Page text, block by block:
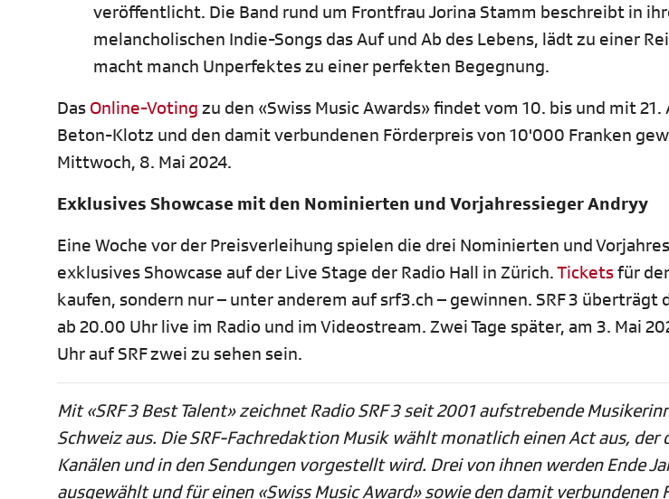
veröffentlicht. Die Band rund um Frontfrau Jorina Stamm beschreibt in
melancholischen Indie-Songs das Auf und Ab des Lebens, lädt zu einer
macht manch Unperfektes zu einer perfekten Begegnung.
Das Online-Voting zu den «Swiss Music Awards» findet vom 10. bis und mit
Beton-Klotz und den damit verbundenen Förderpreis von 10'000 Franken
Mittwoch, 8. Mai 2024.
Exklusives Showcase mit den Nominierten und Vorjahressieger Andryy
Eine Woche vor der Preisverleihung spielen die drei Nominierten und
exklusives Showcase auf der Live Stage der Radio Hall in Zürich.Ticketsfür
kaufen, sondern nur – unter anderem auf srf3.ch – gewinnen. SRF 3 überträgt
ab 20.00 Uhr live im Radio und im Videostream. Zwei Tage später, am 3. Mai
Uhr auf SRF zwei zu sehen sein.
Mit «SRF 3 Best Talent» zeichnet Radio SRF 3 seit 2001 aufstrebende
Schweiz aus. Die SRF-Fachredaktion Musik wählt monatlich einen Act aus, der
Kanälen und in den Sendungen vorgestellt wird. Drei von ihnen werden Ende
ausgewählt und für einen «Swiss Music Award» sowie den damit verbundenen